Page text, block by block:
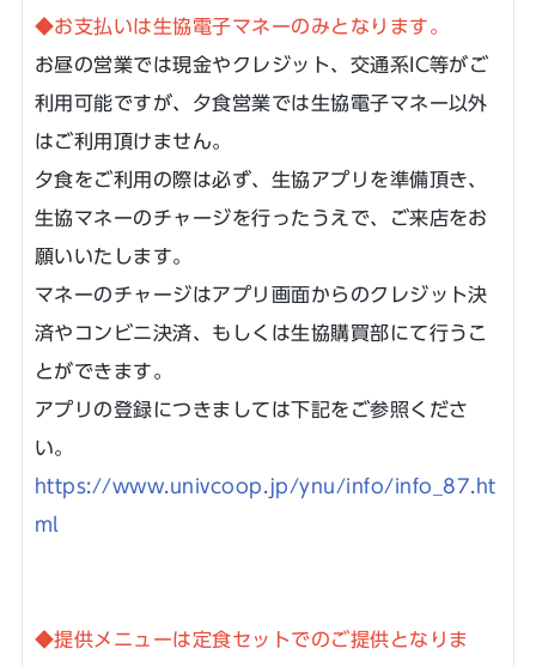
◆お支払いは生協電子マネーのみとなります。
お昼の営業では現金やクレジット、交通系IC等がご
利用可能ですが、夕食営業では生協電子マネー以外
はご利用頂けません。
夕食をご利用の際は必ず、生協アプリを準備頂き、
生協マネーのチャージを行ったうえで、ご来店をお
願いいたします。
マネーのチャージはアプリ画面からのクレジット決
済やコンビニ決済、もしくは生協購買部にて行うこ
とができます。
アプリの登録につきましては下記をご参照くださ
い。
https://www.univcoop.jp/ynu/info/info_87.ht
ml
◆提供メニューは定食セットでのご提供となりま